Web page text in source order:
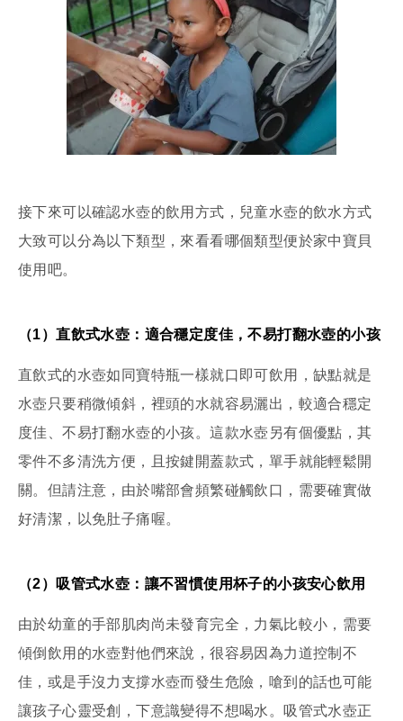
接下來可以確認水壺的飲用方式，兒童水壺的飲水方式
大致可以分為以下類型，來看看哪個類型便於家中寶貝
使用吧。
（1）直飲式水壺：適合穩定度佳，不易打翻水壺的小孩
直飲式的水壺如同寶特瓶一樣就口即可飲用，缺點就是
水壺只要稍微傾斜，裡頭的水就容易灑出，較適合穩定
度佳、不易打翻水壺的小孩。這款水壺另有個優點，其
零件不多清洗方便，且按鍵開蓋款式，單手就能輕鬆開
關。但請注意，由於嘴部會頻繁碰觸飲口，需要確實做
好清潔，以免肚子痛喔。
（2）吸管式水壺：讓不習慣使用杯子的小孩安心飲用
由於幼童的手部肌肉尚未發育完全，力氣比較小，需要
傾倒飲用的水壺對他們來說，很容易因為力道控制不
佳，或是手沒力支撐水壺而發生危險，嗆到的話也可能
讓孩子心靈受創，下意識變得不想喝水。吸管式水壺正